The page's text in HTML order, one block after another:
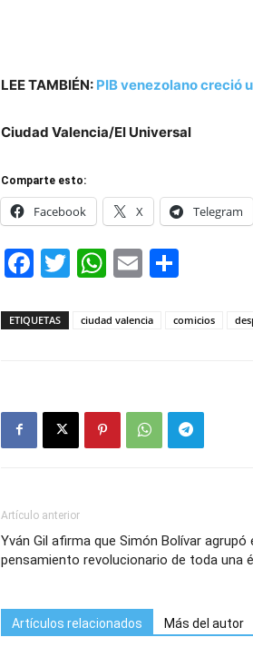
LEE TAMBIÉN: PIB venezolano creció
Ciudad Valencia/El Universal
Comparte esto:
Facebook X Telegram
Facebook
Twitter
WhatsApp
Email
ETIQUETAS ciudad valencia comicios
Artículo anterior
Yván Gil afirma que Simón Bolívar agrupó
pensamiento revolucionario de toda una
Artículos relacionados Más del autor